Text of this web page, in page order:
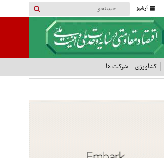
آرشیو
کشاورزی شرکت ها